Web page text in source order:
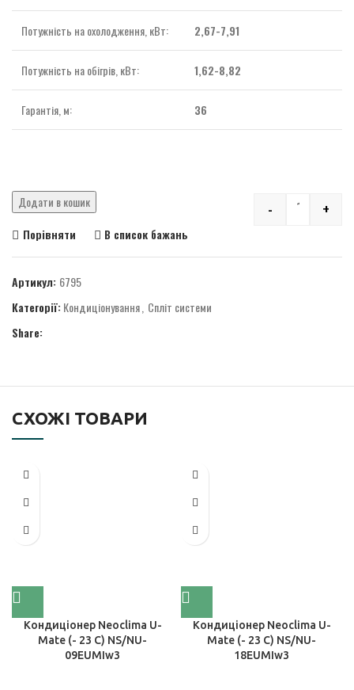
Потужність на охолодження, кВт: 2,67-7,91
Потужність на обігрів, кВт: 1,62-8,82
Гарантія, м: 36
Quantity
- +
Додати в кошик
Порівняти
В список бажань
Артикул: 6795
Категорії: Кондиціонування Спліт системи
Share:
СХОЖІ ТОВАРИ
Кондиціонер Neoclima U-
Mate (- 23 C) NS/NU-
09EUMIw3
Кондиціонер Neoclima U-
Mate (- 23 C) NS/NU-
18EUMIw3